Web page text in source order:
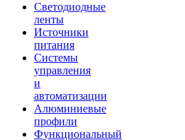
Светодиодные
ленты
Источники
питания
Системы
управления
и
автоматизации
Алюминиевые
профили
Функциональный